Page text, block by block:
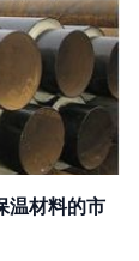
温材料的市